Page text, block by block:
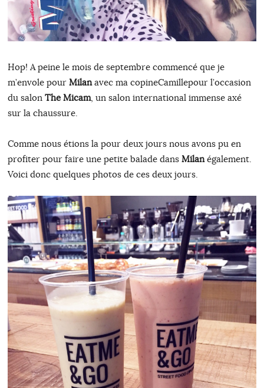
Hop! A peine le mois de septembre commencé que je
m’envole pour Milanavec ma copineCamillepour l’occasion
du salon The Micam, un salon international immense axé
sur la chaussure.
Comme nous étions la pour deux jours nous avons pu en
profiter pour faire une petite balade dans Milanégalement.
Voici donc quelques photos de ces deux jours.